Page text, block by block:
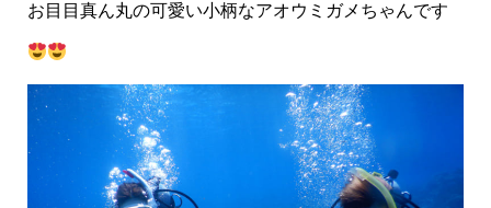
お目目真ん丸の可愛い小柄なアオウミガメちゃんです